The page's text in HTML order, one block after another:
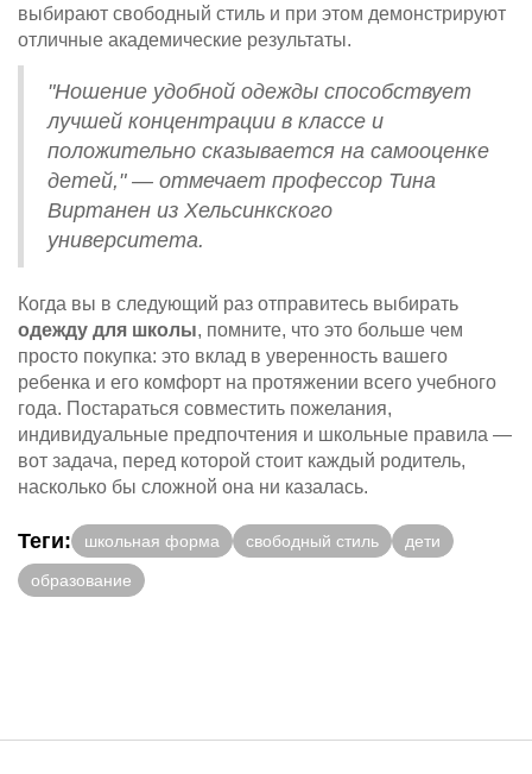
выбирают свободный стиль и при этом демонстрируют
отличные академические результаты.
"Ношение удобной одежды способствует
лучшей концентрации в классе и
положительно сказывается на самооценке
детей," — отмечает профессор Тина
Виртанен из Хельсинкского
университета.
Когда вы в следующий раз отправитесь выбирать
одежду для школы, помните, что это больше чем
просто покупка: это вклад в уверенность вашего
ребенка и его комфорт на протяжении всего учебного
года. Постараться совместить пожелания,
индивидуальные предпочтения и школьные правила —
вот задача, перед которой стоит каждый родитель,
насколько бы сложной она ни казалась.
Теги: школьная форма свободный стиль дети
образование